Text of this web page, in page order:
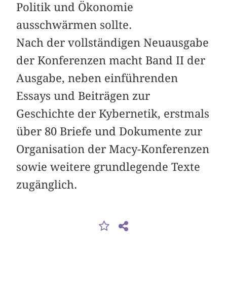
Politik und Ökonomie
ausschwärmen sollte.
Nach der vollständigen Neuausgabe
der Konferenzen macht Band II der
Ausgabe, neben einführenden
Essays und Beiträgen zur
Geschichte der Kybernetik, erstmals
über 80 Briefe und Dokumente zur
Organisation der Macy-Konferenzen
sowie weitere grundlegende Texte
zugänglich.